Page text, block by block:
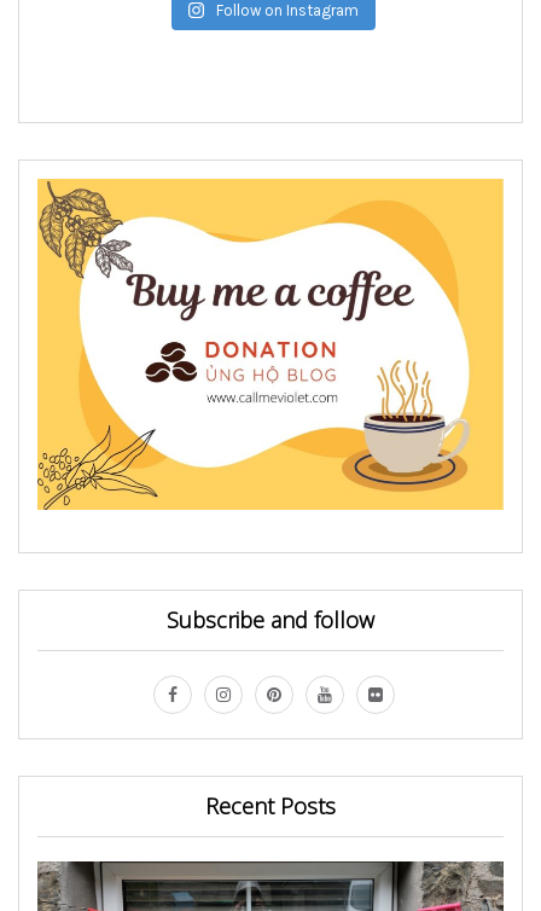
Follow on Instagram
Subscribe and follow
Recent Posts